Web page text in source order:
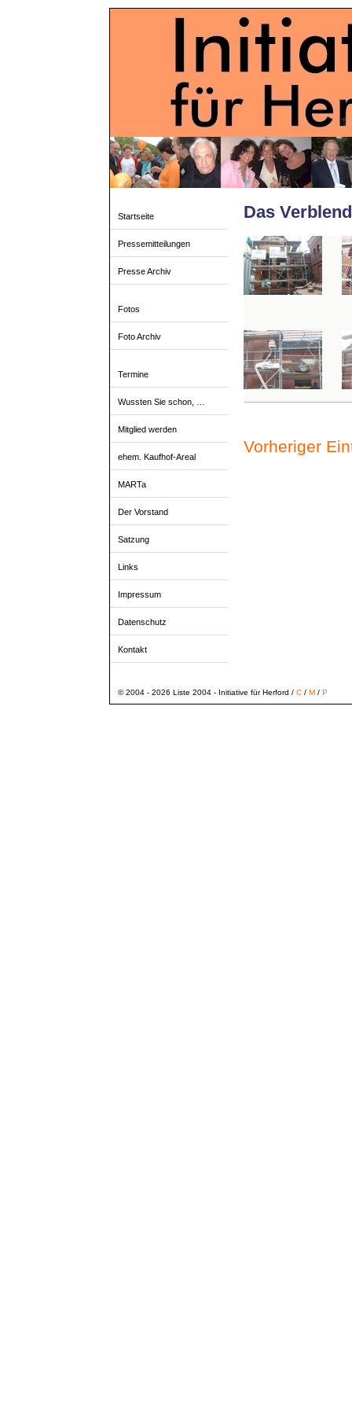
Startseite
Pressemitteilungen
Presse Archiv
Fotos
Foto Archiv
Termine
Wussten Sie schon, …
Mitglied werden
ehem. Kaufhof-Areal
MARTa
Der Vorstand
Satzung
Links
Impressum
Datenschutz
Kontakt
Das
Vorheriger
© 2004 - 2026 Liste 2004 - Initiative für Herford / C/ M/ P